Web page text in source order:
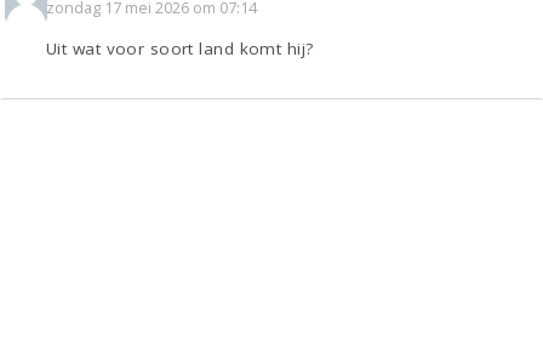
zondag 17 mei 2026 om 07:14
Uit wat voor soort land komt hij?